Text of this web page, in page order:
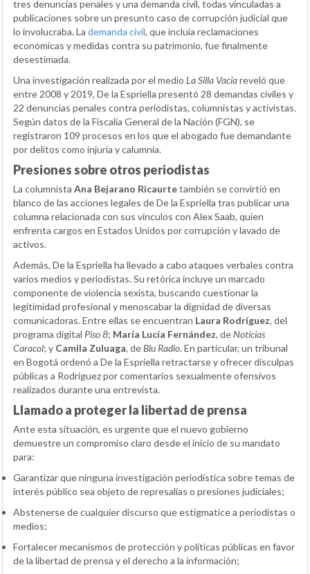
tres denuncias penales y una demanda civil, todas vinculadas a
publicaciones sobre un presunto caso de corrupción judicial que
lo involucraba. La demanda civil, que incluía reclamaciones
económicas y medidas contra su patrimonio, fue finalmente
desestimada.
Una investigación realizada por el medio La Silla Vacíareveló que
entre 2008 y 2019, De la Espriella presentó 28 demandas civiles y
22 denuncias penales contra periodistas, columnistas y activistas.
Según datos de la Fiscalía General de la Nación (FGN), se
registraron 109 procesos en los que el abogado fue demandante
por delitos como injuria y calumnia.
Presiones sobre otros periodistas
La columnista Ana Bejarano Ricaurtetambién se convirtió en
blanco de las acciones legales de De la Espriella tras publicar una
columna relacionada con sus vínculos con Alex Saab, quien
enfrenta cargos en Estados Unidos por corrupción y lavado de
activos.
Además, De la Espriella ha llevado a cabo ataques verbales contra
varios medios y periodistas. Su retórica incluye un marcado
componente de violencia sexista, buscando cuestionar la
legitimidad profesional y menoscabar la dignidad de diversas
comunicadoras. Entre ellas se encuentran Laura Rodríguez, del
programa digital Piso 8; María Lucía Fernández, deNoticias
Caracol; y Camila Zuluaga, deBlu Radio. En particular, un tribunal
en Bogotá ordenó a De la Espriella retractarse y ofrecer disculpas
públicas a Rodríguez por comentarios sexualmente ofensivos
realizados durante una entrevista.
Llamado a proteger la libertad de prensa
Ante esta situación, es urgente que el nuevo gobierno
demuestre un compromiso claro desde el inicio de su mandato
para:
Garantizar que ninguna investigación periodística sobre temas de
interés público sea objeto de represalias o presiones judiciales;
Abstenerse de cualquier discurso que estigmatice a periodistas o
medios;
Fortalecer mecanismos de protección y políticas públicas en favor
de la libertad de prensa y el derecho a la información;